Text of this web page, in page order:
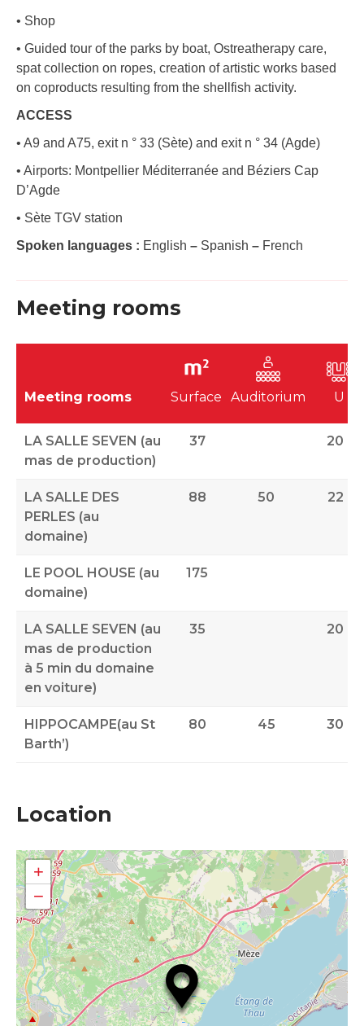
• Shop
• Guided tour of the parks by boat, Ostreatherapy care,
spat collection on ropes, creation of artistic works based
on coproducts resulting from the shellfish activity.
ACCESS
• A9 and A75, exit n ° 33 (Sète) and exit n ° 34 (Agde)
• Airports: Montpellier Méditerranée and Béziers Cap
D’Agde
• Sète TGV station
Spoken languages : English – Spanish – French
Meeting rooms
Meeting rooms Surface Auditorium U
LA SALLE SEVEN (au
mas de production)
37 20
LA SALLE DES
PERLES (au
domaine)
88 50 22
LE POOL HOUSE (au
domaine)
175
LA SALLE SEVEN (au
mas de production
à 5 min du domaine
en voiture)
35 20
HIPPOCAMPE(au St
Barth’)
80 45 30
Location
+
−